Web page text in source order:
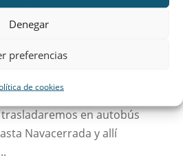
Denegar
preferencias
de cookies
a la montaña. Este
en la Sierra de
en autobús
Navacerrada y allí